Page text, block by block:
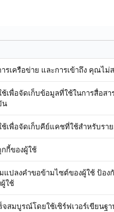
เครือข่าย และการเข้าถึง คุณไม่
เพื่อจัดเก็บข้อมูลที่ใช้ในการสื่อส
น
ช้เพื่อจัดเก็บคีย์แคชที่ใช้สำหรับร
กี้ของผู้ใช้
แปลงคำขอข้ามไซต์ของผู้ใช้ ป้อ
ใช้
จสมบูรณ์โดยใช้เซิร์ฟเวอร์เขียนฐ